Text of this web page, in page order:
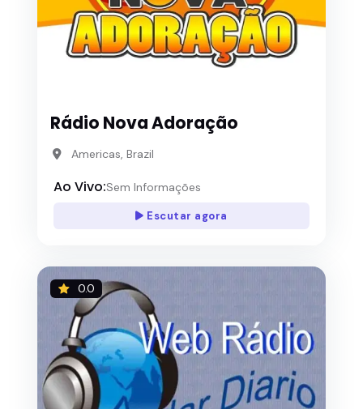
Rádio Nova Adoração
Americas, Brazil
Ao Vivo:Sem Informações
Escutar agora
0.0